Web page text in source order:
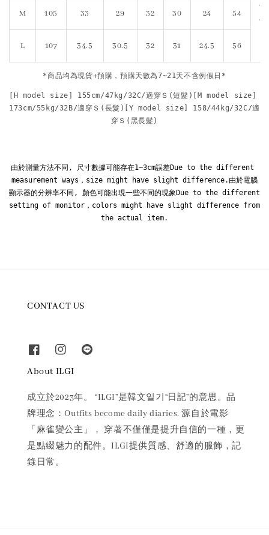
牛
仔
M 105 33 29 32 30 24 54
L 107 34.5 30.5 32 31 24.5 56
*商品均為現貨+預購，預購天數為7~21天不含例假日*
[H model size] 155cm/47kg/32C/適穿Ｓ(短髮)[M model size]
173cm/55kg/32B/適穿Ｓ(長髮)[Y model size] 158/44kg/32C/適
穿Ｓ(黑長髮)
由於測量方法不同, 尺寸數據可能存在1~3cm誤差Due to the different
measurement ways，size might have slight difference.由於電腦
顯示器的分辨率不同, 顏色可能出現一些不同的現象Due to the different
setting of monitor，colors might have slight difference from
the actual item.
CONTACT US
About ILGI
成立於2023年。 “ILGI”是韓文일기“日記”的意思。品
牌理念：Outfits become daily diaries. 源自於電影
「麻雀變公主」， 穿著不僅僅是提升自信的一種，更
是點綴魅力的配件。ILGI提供質感、舒適的服飾，記
錄日常。